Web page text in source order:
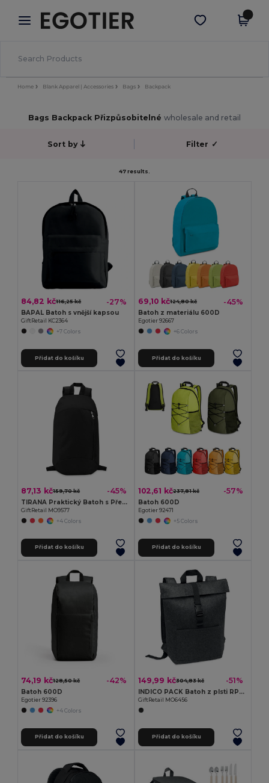
× Aplikace Egotier
Lepší ceny v aplikaci!
Stáhnout app
Home Blank Apparel | Accessories Bags Backpack
Bags Backpack Přizpůsobitelné wholesale and retail
Sort by Filter ✓
47 results.
84,82 kč116,25 kč -27%
BAPAL Batoh s vnější kapsou
GiftRetail KC2364
+7 Colors
Přidat do košíku
69,10 kč124,80 kč -45%
Batoh z materiálu 600D
Egotier 92667
+6 Colors
Přidat do košíku
87,13 kč159,70 kč -45%
TIRANA Praktický Batoh s Přední Kapsou a Polstrovanými Zády
GiftRetail MO9577
+4 Colors
Přidat do košíku
102,61 kč237,81 kč -57%
Batoh 600D
Egotier 92471
+5 Colors
Přidat do košíku
74,19 kč128,50 kč -42%
Batoh 600D
Egotier 92396
+4 Colors
Přidat do košíku
149,99 kč304,83 kč -51%
INDICO PACK Batoh z plsti RPET
GiftRetail MO6456
Přidat do košíku